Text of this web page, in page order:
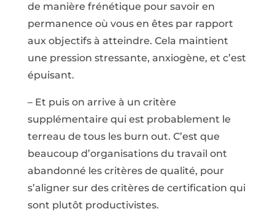
de manière frénétique pour savoir en
permanence où vous en êtes par rapport
aux objectifs à atteindre. Cela maintient
une pression stressante, anxiogène, et c’est
épuisant.
– Et puis on arrive à un critère
supplémentaire qui est probablement le
terreau de tous les burn out. C’est que
beaucoup d’organisations du travail ont
abandonné les critères de qualité, pour
s’aligner sur des critères de certification qui
sont plutôt productivistes.